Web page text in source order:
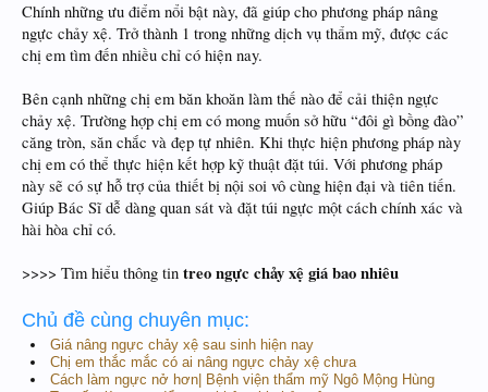
Chính những ưu điểm nổi bật này, đã giúp cho phương pháp nâng
ngực chảy xệ. Trở thành 1 trong những dịch vụ thẩm mỹ, được các
chị em tìm đến nhiều chỉ có hiện nay.
Bên cạnh những chị em băn khoăn làm thế nào để cải thiện ngực
chảy xệ. Trường hợp chị em có mong muốn sở hữu “đôi gì bồng đào”
căng tròn, săn chắc và đẹp tự nhiên. Khi thực hiện phương pháp này
chị em có thể thực hiện kết hợp kỹ thuật đặt túi. Với phương pháp
này sẽ có sự hỗ trợ của thiết bị nội soi vô cùng hiện đại và tiên tiến.
Giúp Bác Sĩ dễ dàng quan sát và đặt túi ngực một cách chính xác và
hài hòa chỉ có.
>>>> Tìm hiểu thông tin treo ngực chảy xệ giá bao nhiêu
Chủ đề cùng chuyên mục:
Giá nâng ngực chảy xệ sau sinh hiện nay
Chị em thắc mắc có ai nâng ngực chảy xệ chưa
Cách làm ngực nở hơn| Bệnh viện thẩm mỹ Ngô Mộng Hùng